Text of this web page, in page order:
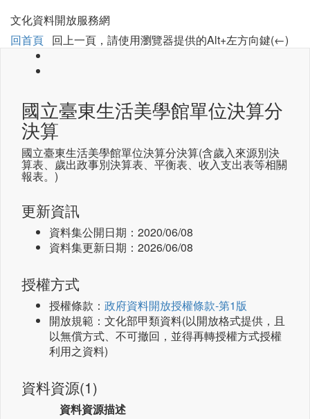
文化資料開放服務網
回首頁 回上一頁，請使用瀏覽器提供的Alt+左方向鍵(←)
國立臺東生活美學館單位決算分
決算
國立臺東生活美學館單位決算分決算(含歲入來源別決
算表、歲出政事別決算表、平衡表、收入支出表等相關
報表。)
更新資訊
資料集公開日期： 2020/06/08
資料集更新日期： 2026/06/08
授權方式
授權條款： 政府資料開放授權條款-第1版
開放規範：文化部甲類資料(以開放格式提供，且
以無償方式、不可撤回，並得再轉授權方式授權
利用之資料)
資料資源(1)
資料資源描述